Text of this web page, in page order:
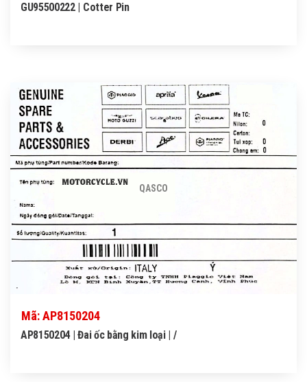
GU95500222 | Cotter Pin
QASCO
Mã: AP8150204
AP8150204 | Đai ốc bằng kim loại | /